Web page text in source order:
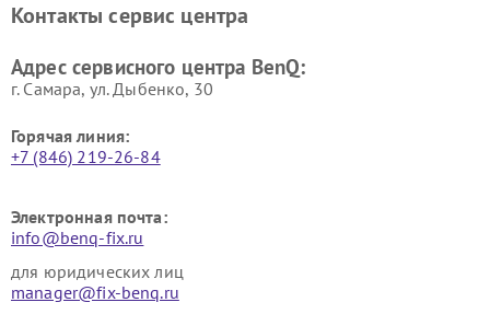
Контакты сервис центра
Адрес сервисного центра BenQ:
г. Самара, ул. Дыбенко, 30
Горячая линия:
+7 (846) 219-26-84
Электронная почта:
info@benq-fix.ru
для юридических лиц
manager@fix-benq.ru